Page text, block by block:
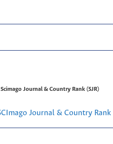
Scimago Journal & Country Rank (SJR)